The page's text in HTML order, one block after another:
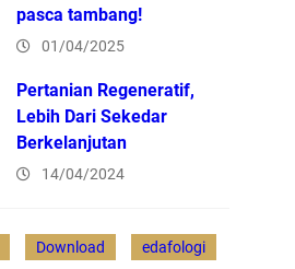
pasca tambang!
01/04/2025
Pertanian Regeneratif,
Lebih Dari Sekedar
Berkelanjutan
14/04/2024
Download edafologi